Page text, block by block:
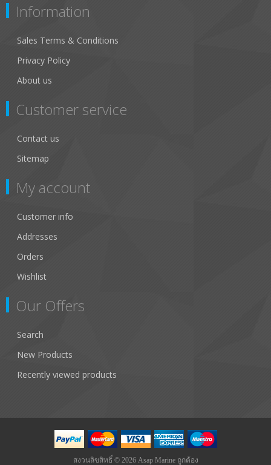
Information
Sales Terms & Conditions
Privacy Policy
About us
Customer service
Contact us
Sitemap
My account
Customer info
Addresses
Orders
Wishlist
Our Offers
Search
New Products
Recently viewed products
สงวนลิขสิทธิ์ © 2026 Asap Marine ถูกต้อง